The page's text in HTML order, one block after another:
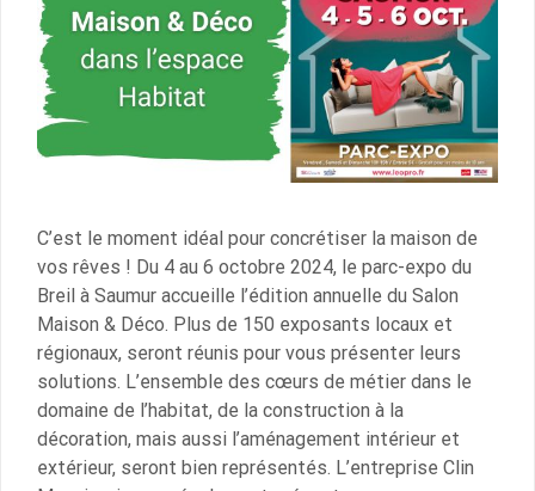
C’est le moment idéal pour concrétiser la maison de
vos rêves ! Du 4 au 6 octobre 2024, le parc-expo du
Breil à Saumur accueille l’édition annuelle du Salon
Maison & Déco. Plus de 150 exposants locaux et
régionaux, seront réunis pour vous présenter leurs
solutions. L’ensemble des cœurs de métier dans le
domaine de l’habitat, de la construction à la
décoration, mais aussi l’aménagement intérieur et
extérieur, seront bien représentés. L’entreprise Clin